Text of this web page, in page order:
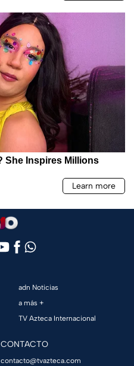
adn Noticias
a más +
TV Azteca Internacional
CONTACTO
contacto@tvazteca.com